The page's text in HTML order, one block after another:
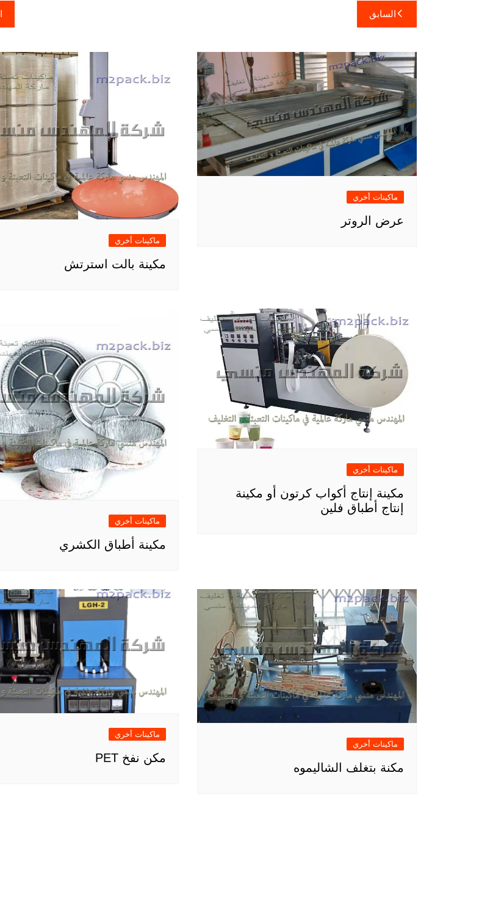
تصفّح
المقالات
السابق
ماكينات أخري
عرض الروتر
ماكينات أخري
مكينة بالت استرتش
ماكينات أخري
مكينة إنتاج أكواب كرتون أو مكينة
إنتاج أطباق فلين
ماكينات أخري
مكينة أطباق الكشري
ماكينات أخري
مكنة بتغلف الشاليموه
ماكينات أخري
مكن نفخ PET